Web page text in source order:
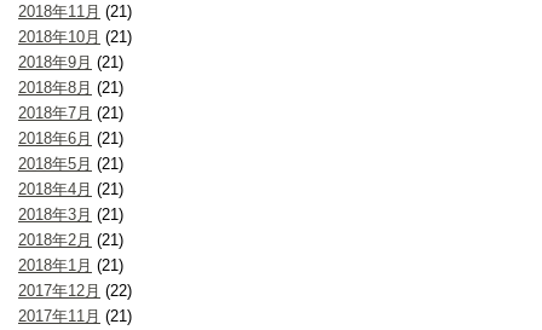
2018年11月 (21)
2018年10月 (21)
2018年9月 (21)
2018年8月 (21)
2018年7月 (21)
2018年6月 (21)
2018年5月 (21)
2018年4月 (21)
2018年3月 (21)
2018年2月 (21)
2018年1月 (21)
2017年12月 (22)
2017年11月 (21)